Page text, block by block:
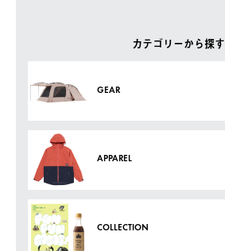
カテゴリーから探す
GEAR
APPAREL
COLLECTION